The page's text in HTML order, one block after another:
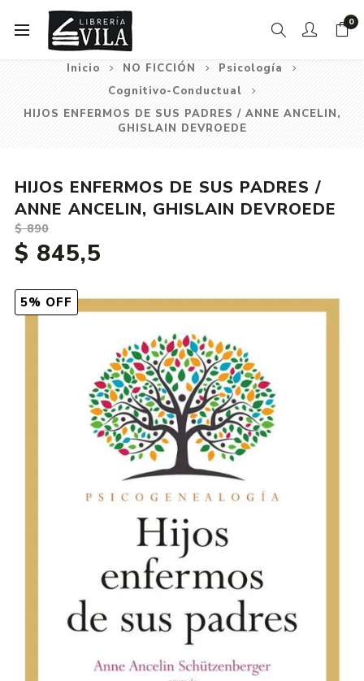
0
Inicio NO FICCIÓN
Psicología
Cognitivo-Conductual
HIJOS ENFERMOS DE SUS PADRES / ANNE ANCELIN,
GHISLAIN DEVROEDE
5% OFF
HIJOS ENFERMOS DE SUS PADRES /
ANNE ANCELIN, GHISLAIN DEVROEDE
$ 890
$ 845,5